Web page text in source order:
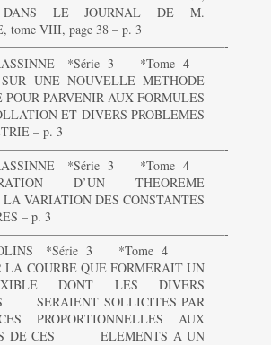
DANS LE JOURNAL DE M.
tome VIII, page 38 – p. 3
*Série 3 *Tome 4
UNE NOUVELLE METHODE
POUR PARVENIR AUX FORMULES
ET DIVERS PROBLEMES
– p. 3
*Série 3 *Tome 4
D’UN THEOREME
VARIATION DES CONSTANTES
– p. 3
*Série 3 *Tome 4
COURBE QUE FORMERAIT UN
DONT LES DIVERS
SERAIENT SOLLICITES PAR
PROPORTIONNELLES AUX
DE CES ELEMENTS A UN